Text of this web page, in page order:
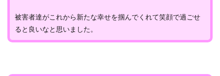
被害者達がこれから新たな幸せを掴んでくれて笑顔で過ごせ
ると良いなと思いました。